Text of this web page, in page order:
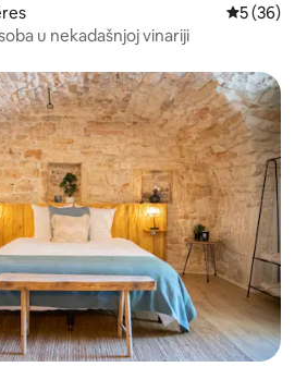
Prosječna
5 (36)
u nekadašnjoj vinariji
s oznakom „Odabrali gosti”